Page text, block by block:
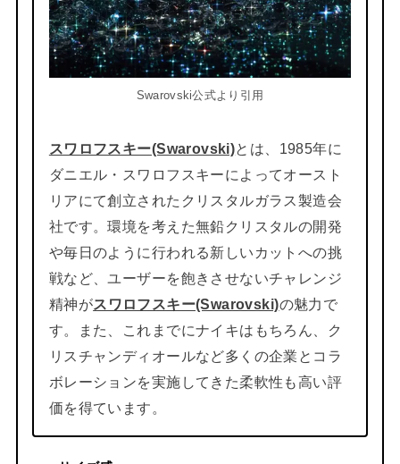
Swarovski公式より引用
スワロフスキー(Swarovski)とは、1985年に
ダニエル・スワロフスキーによってオースト
リアにて創立されたクリスタルガラス製造会
社です。環境を考えた無鉛クリスタルの開発
や毎日のように行われる新しいカットへの挑
戦など、ユーザーを飽きさせないチャレンジ
精神がスワロフスキー(Swarovski)の魅力で
す。また、これまでにナイキはもちろん、ク
リスチャンディオールなど多くの企業とコラ
ボレーションを実施してきた柔軟性も高い評
価を得ています。